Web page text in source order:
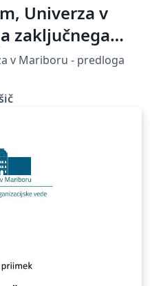
Univerza v
zaključnega
v Mariboru - predloga